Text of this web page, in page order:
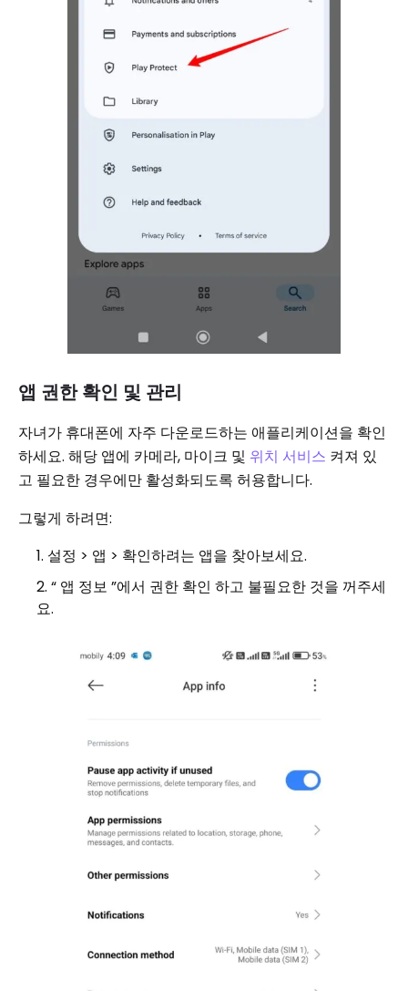
앱 권한 확인 및 관리
자녀가 휴대폰에 자주 다운로드하는 애플리케이션을 확인
하세요. 해당 앱에 카메라, 마이크 및 위치 서비스 켜져 있
고 필요한 경우에만 활성화되도록 허용합니다.
그렇게 하려면:
설정 > 앱 > 확인하려는 앱을 찾아보세요.
“ 앱 정보 ”에서 권한 확인 하고 불필요한 것을 꺼주세
요.